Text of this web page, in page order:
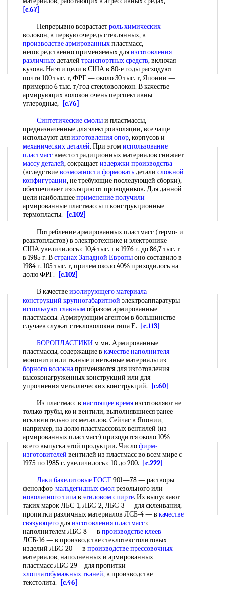
[c.67]
Непрерывно возрастаетроль химических
волокон, в первую очередь стеклянных, в
производстве армированныхпластмасс,
непосредственно применяемых дляизготовления
различныхдеталей транспортных средств, включая
кузова. На эти цели в США в 80-е годы расходуют
почти 100 тыс. т, ФРГ — около 30 тыс. т, Японии —
примерно 6 тыс. т/год стекловолокон. В качестве
армирующих волокон очень перспективны
углеродные, [c.76]
Синтетические смолыи пластмассы,
предназначенные для электроизоляции, все чаще
используют дляизготовления опор, корпусов и
механических деталей. При этомиспользование
пластмассвместо традиционных материалов снижает
массу деталей, сокращаетиздержки производства
(вследствиевозможности формоватьдетали сложной
конфигурации, не требующие последующей сборки),
обеспечивает изоляцию от проводников. Для данной
цели наибольшееприменение получили
армированные пластмассы п конструкционные
термопласты.
[c.102]
Потребление армированных пластмасс (термо- и
реактопластов) в электротехнике и электронике
США увеличилось с 10,4 тыс. т в 1976 г. до 86,7 тыс. т
в 1985 г. Встранах Западной Европыоно составило в
1984 г. 105 тыс. т, причем около 40% приходилось на
долю ФРГ.
[c.102]
В качествеизолирующего материала
конструкций крупногабаритной электроаппаратуры
используют главнымобразом армированные
пластмассы. Армирующим агентом в большинстве
случаев служат стекловолокна типа Е.
[c.113]
БОРОПЛАСТИКИм мн. Армированные
пластмассы, содержащие в качестве наполнителя
мононити или тканые и нетканые материалы из
борного волокнаприменяются для изготовления
высоконагруженных конструкций или для
упрочнения металлических конструкций.
[c.60]
Из пластмасс в настоящее времяизготовляют не
только трубы, ко и вентили, выполнявшиеся ранее
исключительно из металлов. Сейчас в Японии,
например, на долю пластмассовых вентилей (из
армированных пластмасс) приходится около 10%
всего выпуска этой продукции. Числофирм-
изготовителей вентилей из пластмасс во всем мире с
1975 по 1985 г. увеличилось с 10 до 200.
[c.222]
Лаки бакелитовые ГОСТ901—78 — растворы
фенолфор-мальдегидных смолрезольного или
новолачного типав этиловом спирте. Их выпускают
таких марок ЛБС-1, ЛБС-2, ЛБС-3 — для склеивания,
пропитки различных материалов ЛСБ-4 — в качестве
связующегодляизготовления пластмассс
наполнителем ЛБС-8 — в производстве клеев
ЛСБ-16 — в производстве стеклотекстолитовых
изделий ЛБС-20 — в производстве прессовочных
материалов, наполненных и армированных
пластмасс ЛБС-29—для пропитки
хлопчатобумажных тканей, в производстве
текстолита.
[c.46]